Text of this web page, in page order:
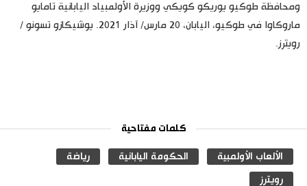
ومحافظة طوكيو يوريكو كويكي ووزيرة الأولمبياد اليابانية تامايو
ماروكاوا في طوكيو، اليابان، 20 مارس/ آذار 2021. يوشيكازو تسونو /
رويترز.
كلمات مفتاحية
الألعاب الأولمبية الحكومة اليابانية رياضة
رويترز